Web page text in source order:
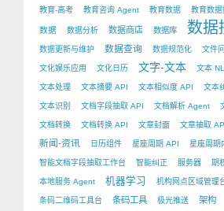
教育-高考 教育咨询 Agent 教育数据 教育数据
数据 数据分析 数据商店 数据库 数据
数据更新与维护 数据查询 数据规范化 文件
文化娱乐应用 文化日历 文字-文本 文本
文本处理 文本摘要 API 文本相似度 API 文本
文本识别 文档字段抽取 API 文档解析 Agent
文档转换 文档转换 API 文章封面 文章抽取
新闻-资讯 日历组件 星座周期 API 星座周期
智能文档字段抽取工作台 智能纠正 服务器 期
本地服务 Agent 机器学习 机构网点区域管理
条码二维码工具台 条码工具 极光推送 架构